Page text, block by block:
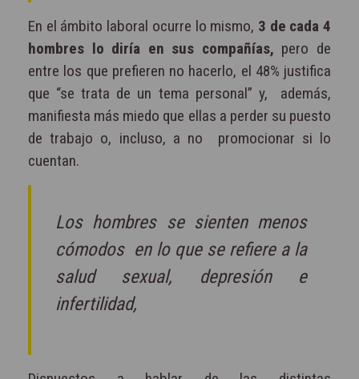
En el ámbito laboral ocurre lo mismo, 3 de cada 4
hombres lo diría en sus compañías, pero de
entre los que prefieren no hacerlo, el 48% justifica
que “se trata de un tema personal” y,
además,
manifiesta más miedo que ellas a perder su puesto
de trabajo o, incluso, a no
promocionar si lo
cuentan.
Los hombres se sienten menos
cómodos en lo que se refiere a la
salud sexual, depresión e
infertilidad,